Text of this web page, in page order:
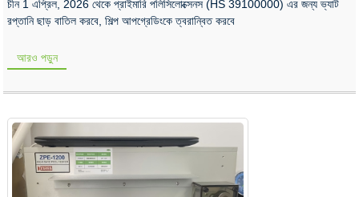
চীন 1 এপ্রিল, 2026 থেকে প্রাইমারি পলিসিলোক্সেনস (HS 39100000) এর জন্য ভ্যাট
রপ্তানি ছাড় বাতিল করবে, শিল্প আপগ্রেডিংকে ত্বরান্বিত করবে
আরও পড়ুন